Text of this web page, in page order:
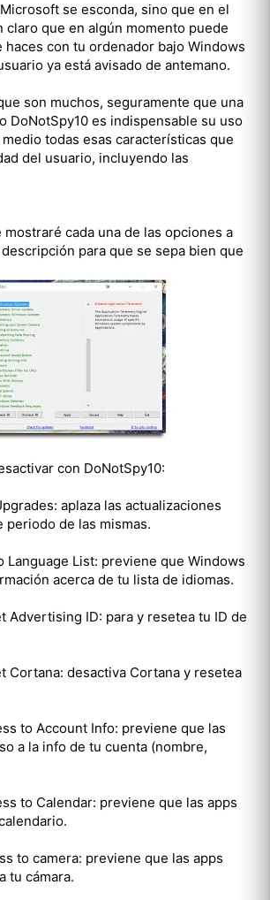
se esconda, sino que en el
claro que en algún momento puede
haces con tu ordenador bajo Windows
ya está avisado de antemano.
son muchos, seguramente que una
DoNotSpy10 es indispensable su uso
todas esas características que
del usuario, incluyendo las
cada una de las opciones a
para que se sepa bien que
con DoNotSpy10:
aplaza las actualizaciones
periodo de las mismas.
Language List: previene que Windows
acerca de tu lista de idiomas.
Advertising ID: para y resetea tu ID de
Cortana: desactiva Cortana y resetea
to Account Info: previene que las
a la info de tu cuenta (nombre,
to Calendar: previene que las apps
to camera: previene que las apps
tu cámara.